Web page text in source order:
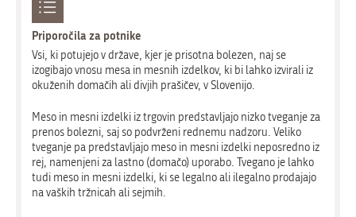
Priporočila za potnike
Vsi, ki potujejo v države, kjer je prisotna bolezen, naj se
izogibajo vnosu mesa in mesnih izdelkov, ki bi lahko izvirali iz
okuženih domačih ali divjih prašičev, v Slovenijo.
Meso in mesni izdelki iz trgovin predstavljajo nizko tveganje za
prenos bolezni, saj so podvrženi rednemu nadzoru. Veliko
tveganje pa predstavljajo meso in mesni izdelki neposredno iz
rej, namenjeni za lastno (domačo) uporabo. Tvegano je lahko
tudi meso in mesni izdelki, ki se legalno ali ilegalno prodajajo
na vaških tržnicah ali sejmih.